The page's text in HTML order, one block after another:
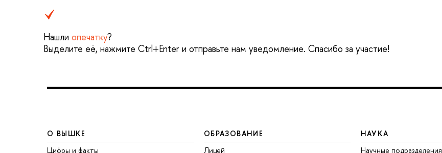
Нашли опечатку?
Выделите её, нажмите Ctrl+Enter и отправьте нам уведомление. Спасибо за участие!
О ВЫШКЕ
Цифры и факты
ОБРАЗОВАНИЕ
Лицей
НАУКА
Научные подразделения